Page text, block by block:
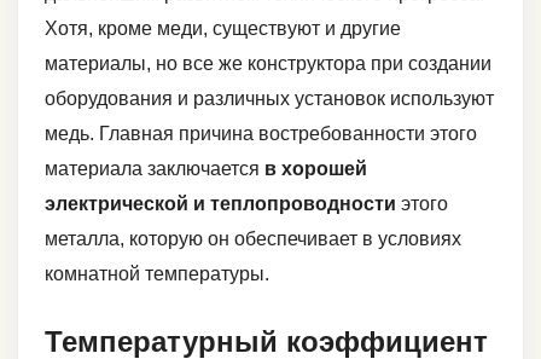
Хотя, кроме меди, существуют и другие
материалы, но все же конструктора при создании
оборудования и различных установок используют
медь. Главная причина востребованности этого
материала заключается в хорошей
электрической и теплопроводности этого
металла, которую он обеспечивает в условиях
комнатной температуры.
Температурный коэффициент